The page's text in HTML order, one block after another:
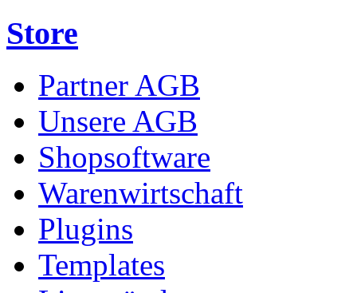
Store
Partner AGB
Unsere AGB
Shopsoftware
Warenwirtschaft
Plugins
Templates